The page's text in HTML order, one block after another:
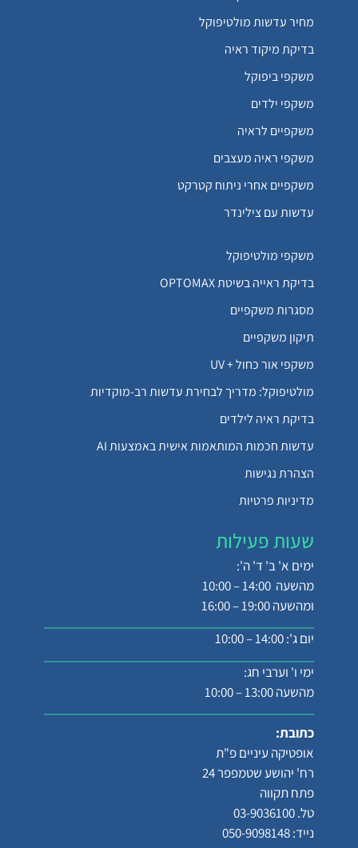
מחיר עדשות מולטיפוקל
בדיקת מיקוד ראיה
משקפי ביפוקל
משקפי ילדים
משקפיים לראיה
משקפי ראיה מעצבים
משקפיים אחרי ניתוח קטרקט
עדשות עם צילינדר
משקפי מולטיפוקל
בדיקת ראייה בשיטת OPTOMAX
מסגרות משקפיים
תיקון משקפיים
משקפי אור כחול + UV
מולטיפוקל: מדריך לבחירת עדשות רב-מוקדיות
בדיקת ראיה לילדים
עדשות חכמות המותאמות אישית באמצעות AI
הצהרת נגישות
מדיניות פרטיות
שעות פעילות
ימים א' ב' ד' ה':
מהשעה 14:00 – 10:00
ומהשעה 19:00 – 16:00
יום ג': 14:00 – 10:00
ימי ו' וערבי חג:
מהשעה 13:00 – 10:00
כתובת:
אופטיקה עיניים פ"ת
רח' יהושע שטמפפר 24
פתח תקווה
טל. 03-9036100
נייד: 050-9098148